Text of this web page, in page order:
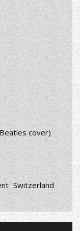
cover)
Switzerland